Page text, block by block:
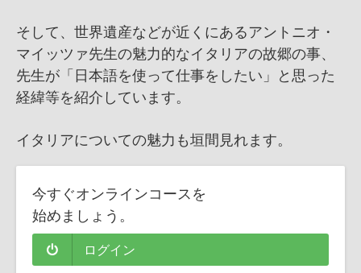
そして、世界遺産などが近くにあるアントニオ・
マイッツァ先生の魅力的なイタリアの故郷の事、
先生が「日本語を使って仕事をしたい」と思った
経緯等を紹介しています。
イタリアについての魅力も垣間見れます。
今すぐオンラインコースを
始めましょう。
ログイン